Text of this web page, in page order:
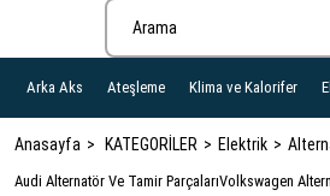
Arka Aks Ateşleme Klima ve Kalorifer
Anasayfa KATEGORİLER Elektrik
Audi Alternatör Ve Tamir ParçalarıVolkswagen